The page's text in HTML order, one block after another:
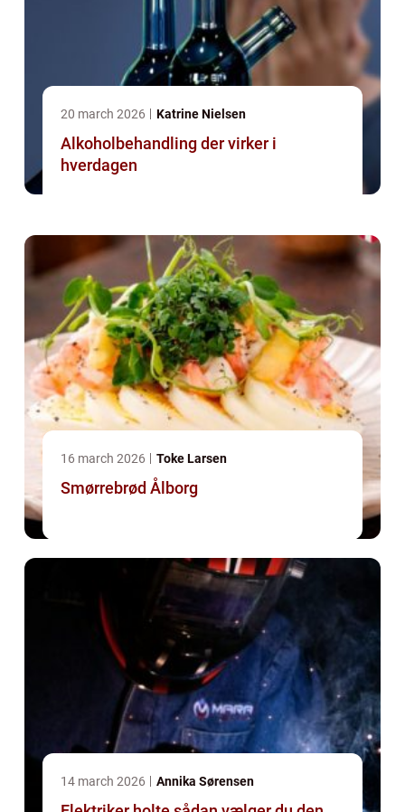
20 march 2026 Katrine Nielsen
Alkoholbehandling der virker i
hverdagen
16 march 2026 Toke Larsen
Smørrebrød Ålborg
14 march 2026 Annika Sørensen